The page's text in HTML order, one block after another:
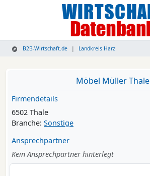
B2B-Wirtschaft.de Landkreis Harz
Möbel Müller Thale
Firmendetails
6502 Thale
Branche: Sonstige
Ansprechpartner
Kein Ansprechpartner hinterlegt